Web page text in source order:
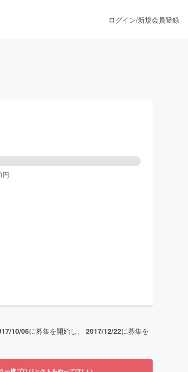
ログイン/新規会員登録
円
10/06に募集を開始し、 2017/12/22に募集を